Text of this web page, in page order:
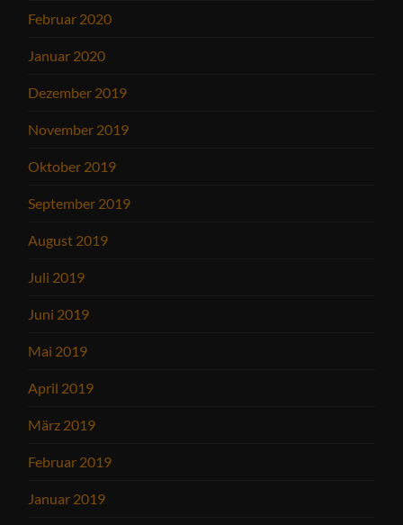
Februar 2020
Januar 2020
Dezember 2019
November 2019
Oktober 2019
September 2019
August 2019
Juli 2019
Juni 2019
Mai 2019
April 2019
März 2019
Februar 2019
Januar 2019